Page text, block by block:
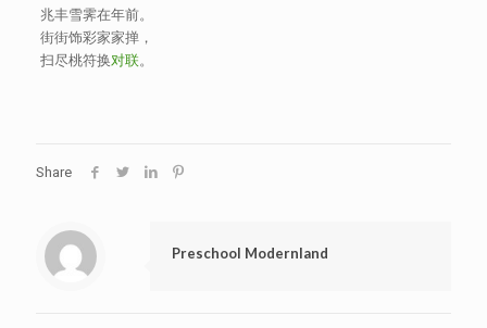
兆丰雪霁在年前。
街街饰彩家家掸，
扫尽桃符换对联。
Share
Preschool Modernland